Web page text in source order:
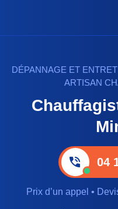
DÉPANNAGE ET
ARTISAN
04
Prix d’un appel •